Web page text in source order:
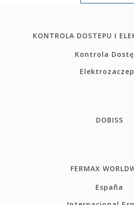
KONTROLA DOSTEPU I
Kontrola
DOBISS
FERMAX
España